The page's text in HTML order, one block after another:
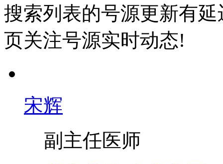
搜索列表的号源更新有
页关注号源实时动态!
宋辉
副主任医师